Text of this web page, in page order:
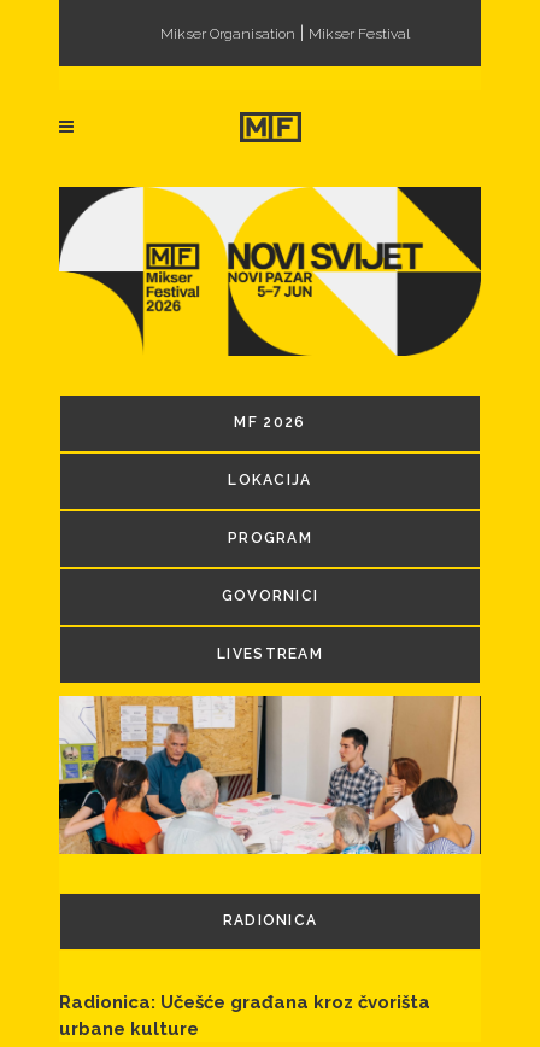
Mikser Organisation | Mikser Festival
MF 2026
LOKACIJA
PROGRAM
GOVORNICI
LIVESTREAM
RADIONICA
Radionica: Učešće građana kroz čvorišta
urbane kulture